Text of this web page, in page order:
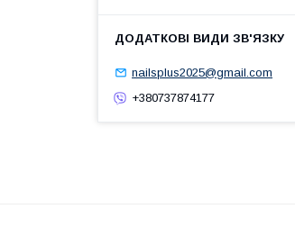
nailsplus2025@gmail.com
+380737874177